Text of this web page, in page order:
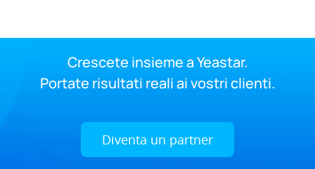
Crescete insieme a Yeastar.
Portate risultati reali ai vostri clienti.
Diventa un partner